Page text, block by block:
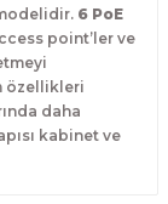
6 PoE
point’ler ve
özellikleri
daha
kabinet ve